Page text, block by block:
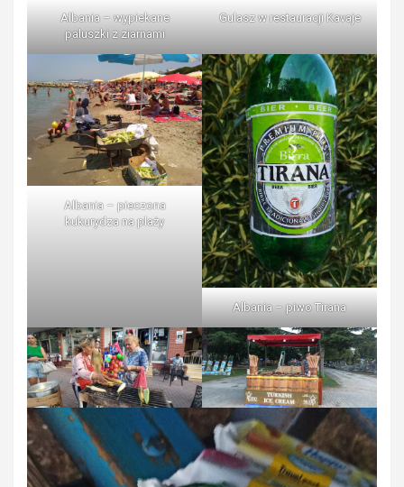
Albania – wypiekane
paluszki z ziarnami
Gulasz w restauracji Kavaje
Albania – pieczona
kukurydza na plaży
Albania – piwo Tirana